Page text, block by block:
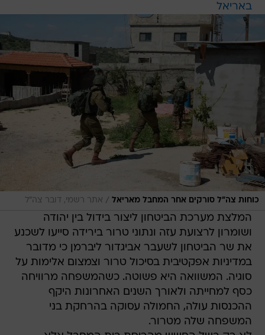
באריאל
כוחות צה"ל סורקים אחר המחבל מאריאל / אתר רשמי, דובר צה"ל
המלצת מערכת הביטחון ליצור בידול בין יהודה
ושומרון לרצועת עזה ונתוני טרור בירידה סייעו לשכנע
את שר הביטחון לשעבר אביגדור ליברמן כי מדובר
במדיניות אפקטיבית בסיכול טרור וצמצום אלימות על
סוגיה. המשוואה היא פשוטה. כשהמשפחה מרוויחה
כסף למחייתה ולאורך השנים האחרונות היקף
ההכנסות עולה, החמולה עסוקה בהרחקת בני
המשפחה שלה מטרור.